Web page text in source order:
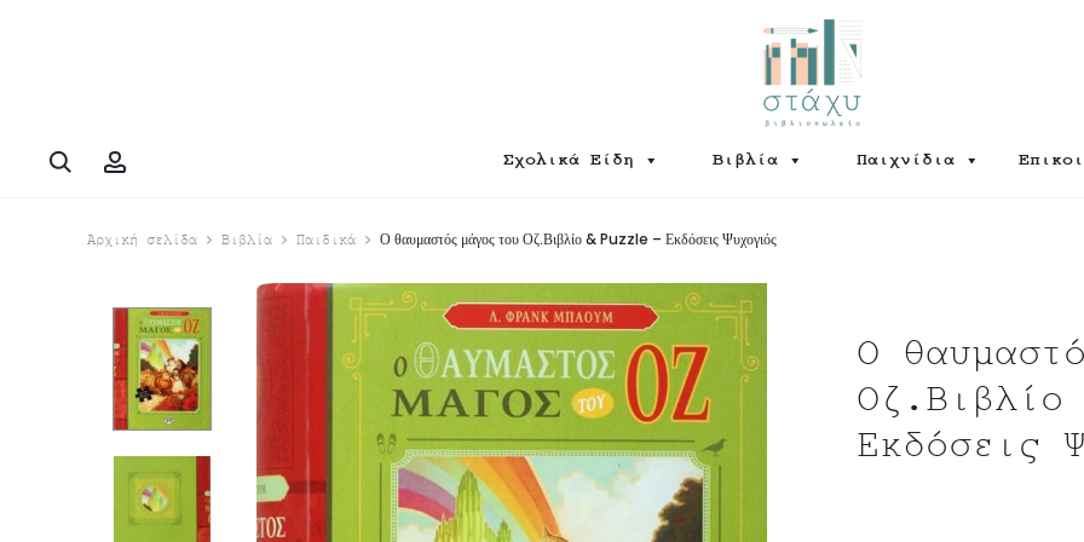
Search Σχολικά Είδη Βιβλία Παιχνίδια
Αρχική σελίδα Βιβλία Παιδικά Ο θαυμαστός μάγος του Οζ.Βιβλίο & Puzzle – Εκδόσεις Ψυχογιός
Ο
Εκδόσεις